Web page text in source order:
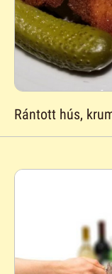
Rántott hús,